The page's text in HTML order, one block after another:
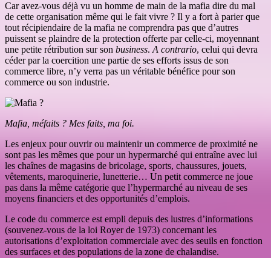
Car avez-vous déjà vu un homme de main de la mafia dire du mal
de cette organisation même qui le fait vivre ? Il y a fort à parier que
tout récipiendaire de la mafia ne comprendra pas que d’autres
puissent se plaindre de la protection offerte par celle-ci, moyennant
une petite rétribution sur son business.A contrario, celui qui devra
céder par la coercition une partie de ses efforts issus de son
commerce libre, n’y verra pas un véritable bénéfice pour son
commerce ou son industrie.
Mafia, méfaits ? Mes faits, ma foi.
Les enjeux pour ouvrir ou maintenir un commerce de proximité ne
sont pas les mêmes que pour un hypermarché qui entraîne avec lui
les chaînes de magasins de bricolage, sports, chaussures, jouets,
vêtements, maroquinerie, lunetterie… Un petit commerce ne joue
pas dans la même catégorie que l’hypermarché au niveau de ses
moyens financiers et des opportunités d’emplois.
Le code du commerce est empli depuis des lustres d’informations
(souvenez-vous de la loi Royer de 1973) concernant les
autorisations d’exploitation commerciale avec des seuils en fonction
des surfaces et des populations de la zone de chalandise.